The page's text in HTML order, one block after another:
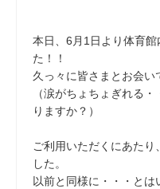
本日、6月1日より体育
た！！
久っ々に皆さまとお会い
（涙がちょちょぎれる
りますか？）
ご利用いただくにあたり
した。
以前と同様に・・・と